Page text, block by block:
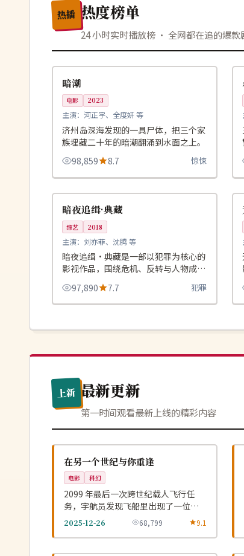
热播 热度榜单
24 小时实时播放榜 · 全网都在追的爆款
韩国
暗潮
电影 2023
主演： 河正宇、全度妍 等
济州岛深海发现的一具尸体，把三个家
族埋藏二十年的暗潮翻涌到水面之上。
98,859
8.7 惊悚
韩国
热播 99:51
暗夜追缉·典藏
综艺 2018
主演： 刘亦菲、沈腾 等
暗夜追缉·典藏是一部以犯罪为核心的
影视作品，围绕危机、反转与人物成长
展开，整体节奏紧凑，值得推荐观看。
97,890 7.7 犯罪
上新 最新更新
第一时间观看最新上线的精彩内容
美国
在另一个世纪与你重逢
电影 科幻
2099 年最后一次跨世纪载人飞行任
务，宇航员发现飞船里出现了一位本
应在 1999 年死去的旅伴。
2025-12-26 68,799 9.1